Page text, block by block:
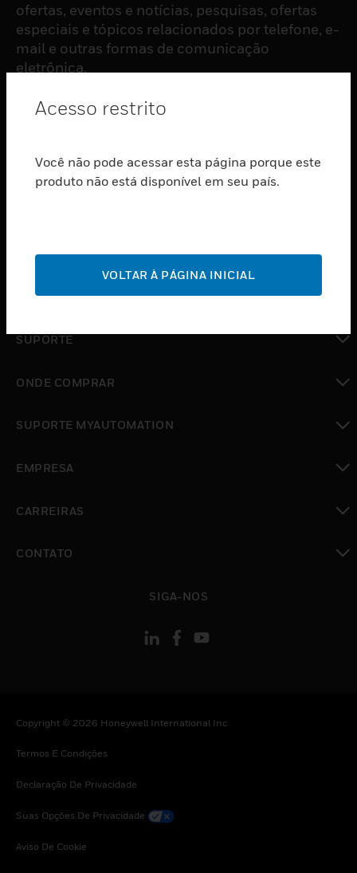
ofertas, eventos e notícias, pesquisas, ofertas
especiais e tópicos relacionados por telefone, e-
mail e outras formas de comunicação
eletrônica.
ASSINAR
PRODUTOS
SERVIÇOS
INDUSTRIAS
SUPORTE
ONDE COMPRAR
SUPORTE MYAUTOMATION
EMPRESA
CARREIRAS
CONTATO
SIGA-NOS
Copyright © 2026 Honeywell International Inc
Termos E Condições
Declaração De Privacidade
Suas Opções De Privacidade
Aviso De Cookie
Acesso restrito
Você não pode acessar esta página porque este
produto não está disponível em seu país.
VOLTAR À PÁGINA INICIAL